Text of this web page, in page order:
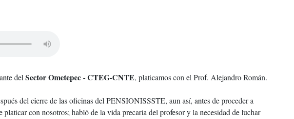
del Sector Ometepec - CTEG-CNTE, platicamos con el Prof. Alejandro Román.
del cierre de las oficinas del PENSIONISSSTE, aun así, antes de proceder a
platicar con nosotros; habló de la vida precaria del profesor y la necesidad de luchar